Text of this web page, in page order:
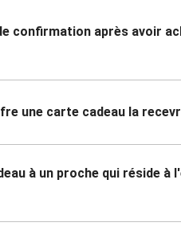
confirmation après avoir
une carte cadeau la
à un proche qui réside à